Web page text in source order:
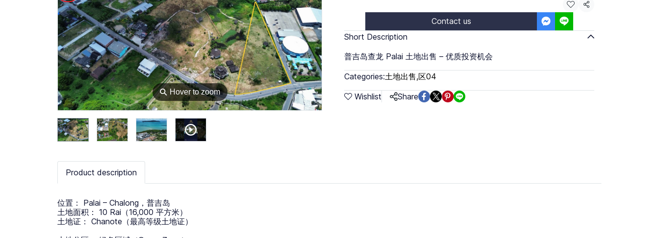
⚲ Hover to zoom
Share
Contact us
Short Description
普吉岛查龙 Palai 土地出售 – 优质投资机会
Categories:土地出售,区04
Wishlist Share
Product description
位置： Palai – Chalong，普吉岛
土地面积： 10 Rai（16,000 平方米）
土地证： Chanote（最高等级土地证）